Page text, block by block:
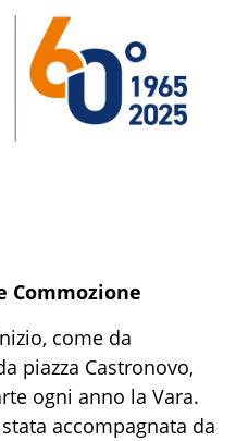
Commozione
come da
piazza Castronovo,
ogni anno la Vara.
accompagnata da